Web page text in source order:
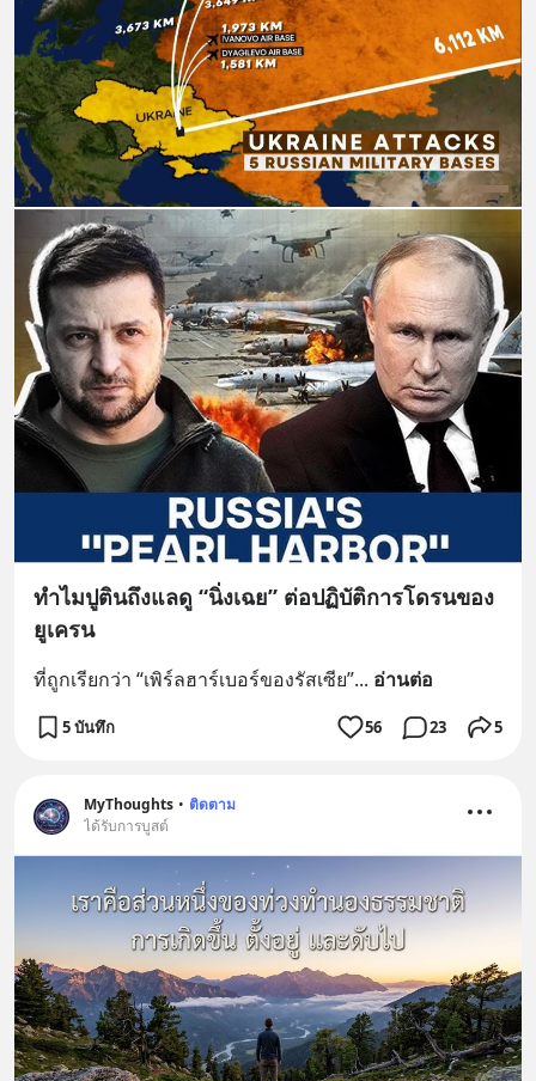
ทำไมปูตินถึงแลดู “นิ่งเฉย” ต่อปฏิบัติการโดรนของ
ยูเครน
ที่ถูกเรียกว่า “เพิร์ลฮาร์เบอร์ของรัสเซีย”... อ่านต่อ
5 บันทึก 56 23 5
MyThoughts • ติดตาม
ได้รับการบูสต์